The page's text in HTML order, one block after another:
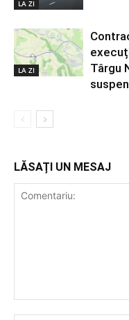
LA ZI
LA ZI
Târgu
LĂSAȚI UN MESAJ